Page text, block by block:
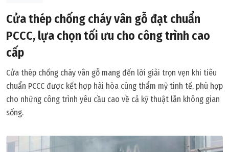
Cửa thép chống cháy vân gỗ đạt chuẩn
PCCC, lựa chọn tối ưu cho công trình cao
cấp
Cửa thép chống cháy vân gỗ mang đến lời giải trọn vẹn khi tiêu
chuẩn PCCC được kết hợp hài hòa cùng thẩm mỹ tinh tế, phù hợp
cho những công trình yêu cầu cao về cả kỹ thuật lẫn không gian
sống.